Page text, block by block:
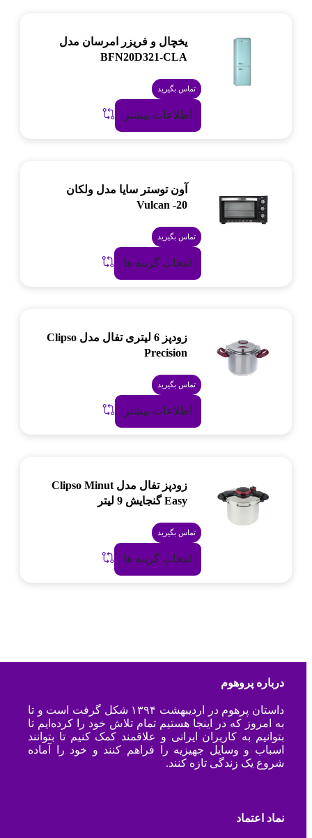
یخچال و فریزر امرسان مدل
BFN20D321-CLA
تماس بگیرید
اطلاعات بیشتر
آون توستر سایا مدل ولکان
Vulcan -20
تماس بگیرید
انتخاب گزینه ها
زودپز 6 لیتری تفال مدل Clipso
Precision
تماس بگیرید
اطلاعات بیشتر
زودپز تفال مدل Clipso Minut
Easy گنجایش 9 لیتر
تماس بگیرید
انتخاب گزینه ها
درباره پروهوم
داستان پرهوم در اردیبهشت ۱۳۹۴ شکل گرفت است و تا
به امروز که در اینجا هستیم تمام تلاش خود را کرده‌ایم تا
بتوانیم به کاربران ایرانی و علاقمند کمک کنیم تا بتوانند
اسباب و وسایل جهیزیه را فراهم کنند و خود را آماده
شروع یک زندگی تازه کنند.
نماد اعتماد